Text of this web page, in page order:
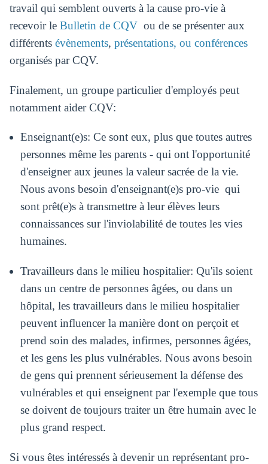
travail qui semblent ouverts à la cause pro-vie à
recevoir le Bulletin de CQVou de se présenter aux
différents évènements, présentations, ou conférences
organisés par CQV.
Finalement, un groupe particulier d'employés peut
notamment aider CQV:
Enseignant(e)s: Ce sont eux, plus que toutes autres
personnes même les parents - qui ont l'opportunité
d'enseigner aux jeunes la valeur sacrée de la vie.
Nous avons besoin d'enseignant(e)s pro-vie qui
sont prêt(e)s à transmettre à leur élèves leurs
connaissances sur l'inviolabilité de toutes les vies
humaines.
Travailleurs dans le milieu hospitalier: Qu'ils soient
dans un centre de personnes âgées, ou dans un
hôpital, les travailleurs dans le milieu hospitalier
peuvent influencer la manière dont on perçoit et
prend soin des malades, infirmes, personnes âgées,
et les gens les plus vulnérables. Nous avons besoin
de gens qui prennent sérieusement la défense des
vulnérables et qui enseignent par l'exemple que tous
se doivent de toujours traiter un être humain avec le
plus grand respect.
Si vous êtes intéressés à devenir un représentant pro-